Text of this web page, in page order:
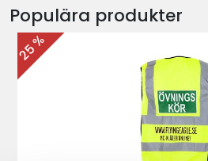
Populära produkter
25 %